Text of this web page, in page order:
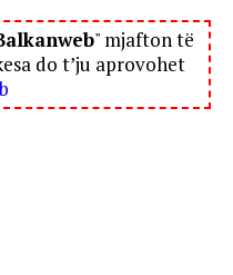
" mjafton të
do t’ju aprovohet